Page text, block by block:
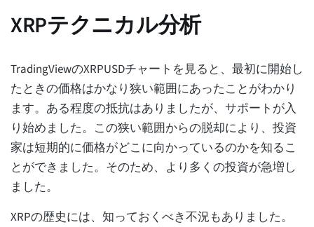
XRPテクニカル分析
TradingViewのXRPUSDチャートを見ると、最初に開始し
たときの価格はかなり狭い範囲にあったことがわかり
ます。ある程度の抵抗はありましたが、サポートが入
り始めました。この狭い範囲からの脱却により、投資
家は短期的に価格がどこに向かっているのかを知るこ
とができました。そのため、より多くの投資が急増し
ました。
XRPの歴史には、知っておくべき不況もありました。